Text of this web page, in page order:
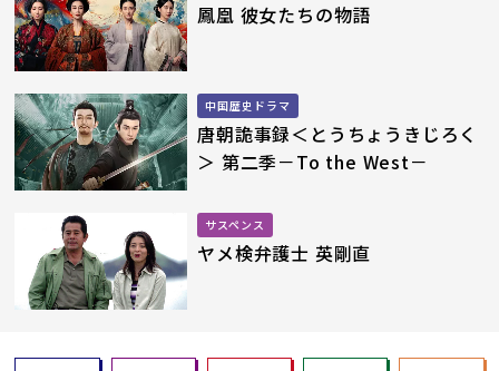
鳳凰 彼女たちの物語
中国歴史ドラマ
唐朝詭事録＜とうちょうきじろく
＞ 第二季－To the West－
サスペンス
ヤメ検弁護士 英剛直